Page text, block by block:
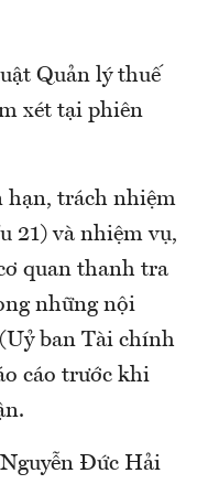
Quản lý thuế
xét tại phiên
hạn, trách nhiệm
21) và nhiệm vụ,
quan thanh tra
những nội
ban Tài chính
cáo trước khi
Đức Hải